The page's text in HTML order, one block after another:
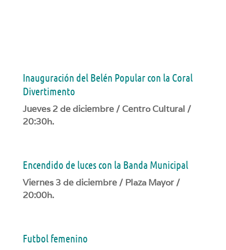
Inauguración del Belén Popular con la Coral
Divertimento
Jueves 2 de diciembre / Centro Cultural /
20:30h.
Encendido de luces con la Banda Municipal
Viernes 3 de diciembre / Plaza Mayor /
20:00h.
Futbol femenino